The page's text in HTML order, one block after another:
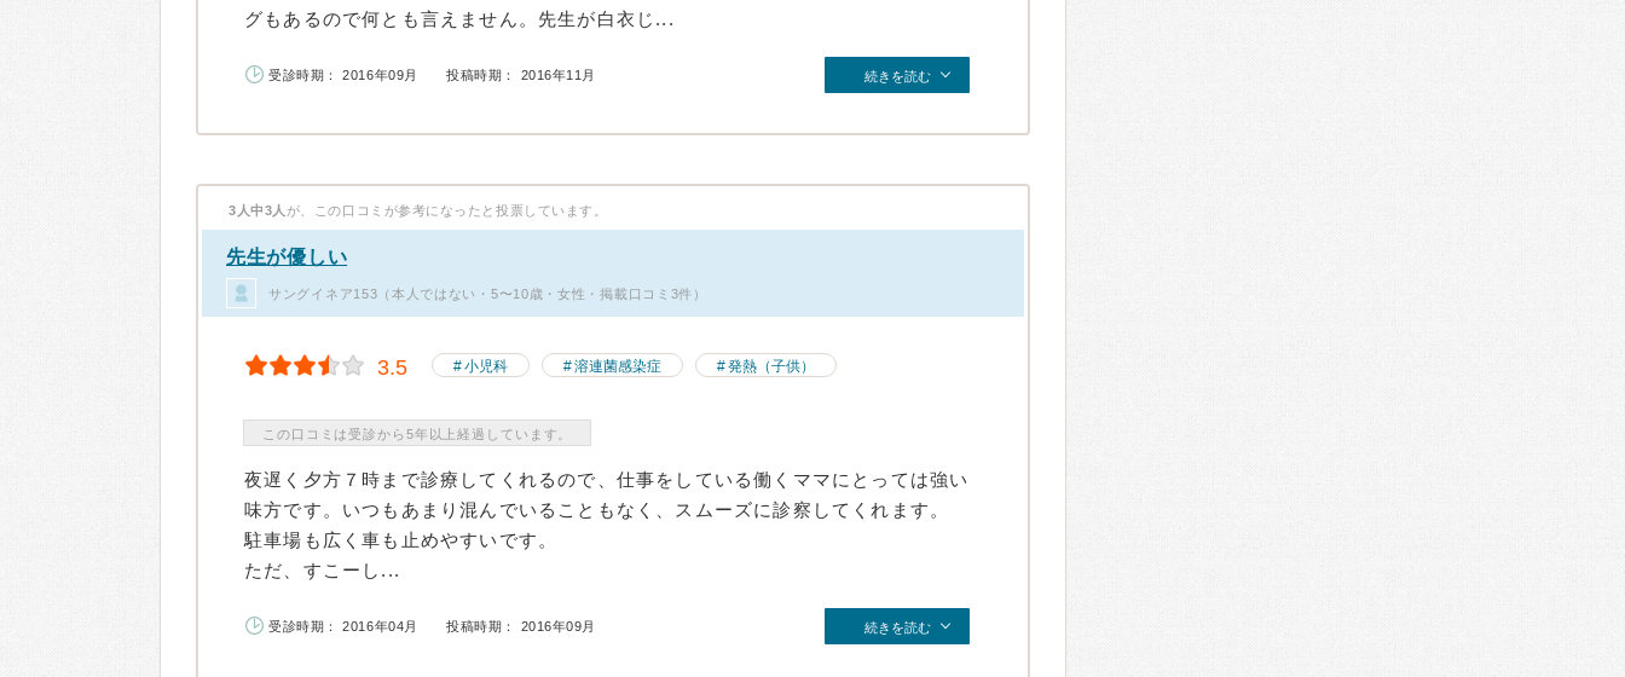
グもあるので何とも言えません。先生が白衣じ...
受診時期： 2016年09月 投稿時期： 2016年11月 続きを読む
3人中3人 が、この口コミが参考になったと投票しています。
先生が優しい
サングイネア153（本人ではない・5〜10歳・女性・掲載口コミ3件）
3.5 小児科 溶連菌感染症 発熱（子供）
この口コミは受診から5年以上経過しています。
夜遅く夕方７時まで診療してくれるので、仕事をしている働くママにとっては強い
味方です。いつもあまり混んでいることもなく、スムーズに診察してくれます。
駐車場も広く車も止めやすいです。
ただ、すこーし...
受診時期： 2016年04月 投稿時期： 2016年09月 続きを読む